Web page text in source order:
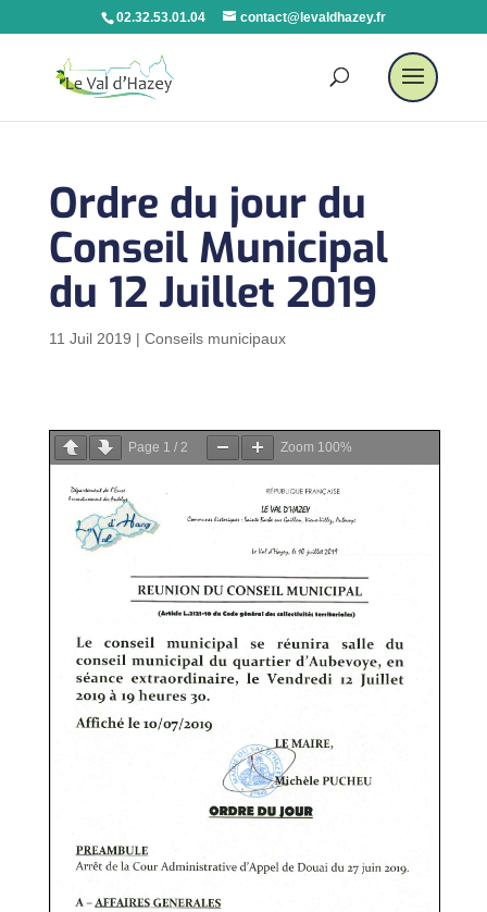
02.32.53.01.04 contact@levaldhazey.fr
Ordre du jour du
Conseil Municipal
du 12 Juillet 2019
11 Juil 2019 | Conseils municipaux
Page 1 / 2 Zoom 100%